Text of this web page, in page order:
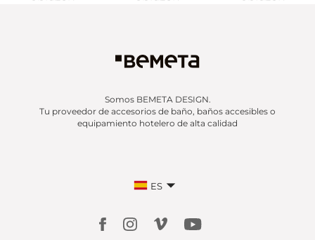
Somos BEMETA DESIGN.
Tu proveedor de accesorios de baño, baños accesibles o
equipamiento hotelero de alta calidad
ES